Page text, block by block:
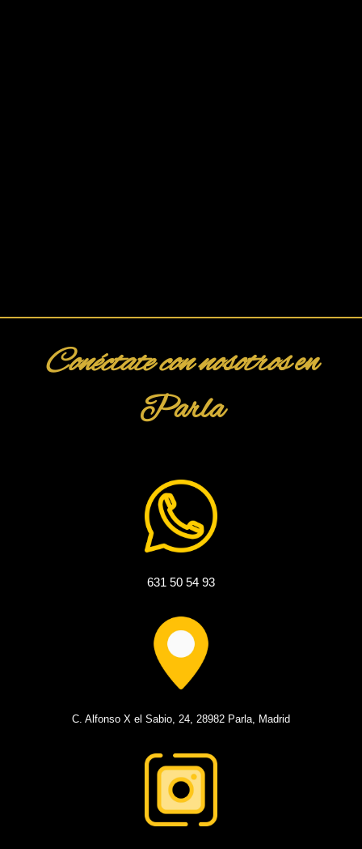
Conéctate con nosotrosen
Parla
631 50 54 93
C. Alfonso X el Sabio, 24, 28982 Parla, Madrid